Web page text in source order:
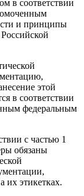
в соответствии
и принципы
этой
в соответствии
федеральным
с частью 1
обязаны
их этикетках.